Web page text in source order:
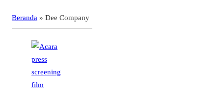
Beranda » Dee Company